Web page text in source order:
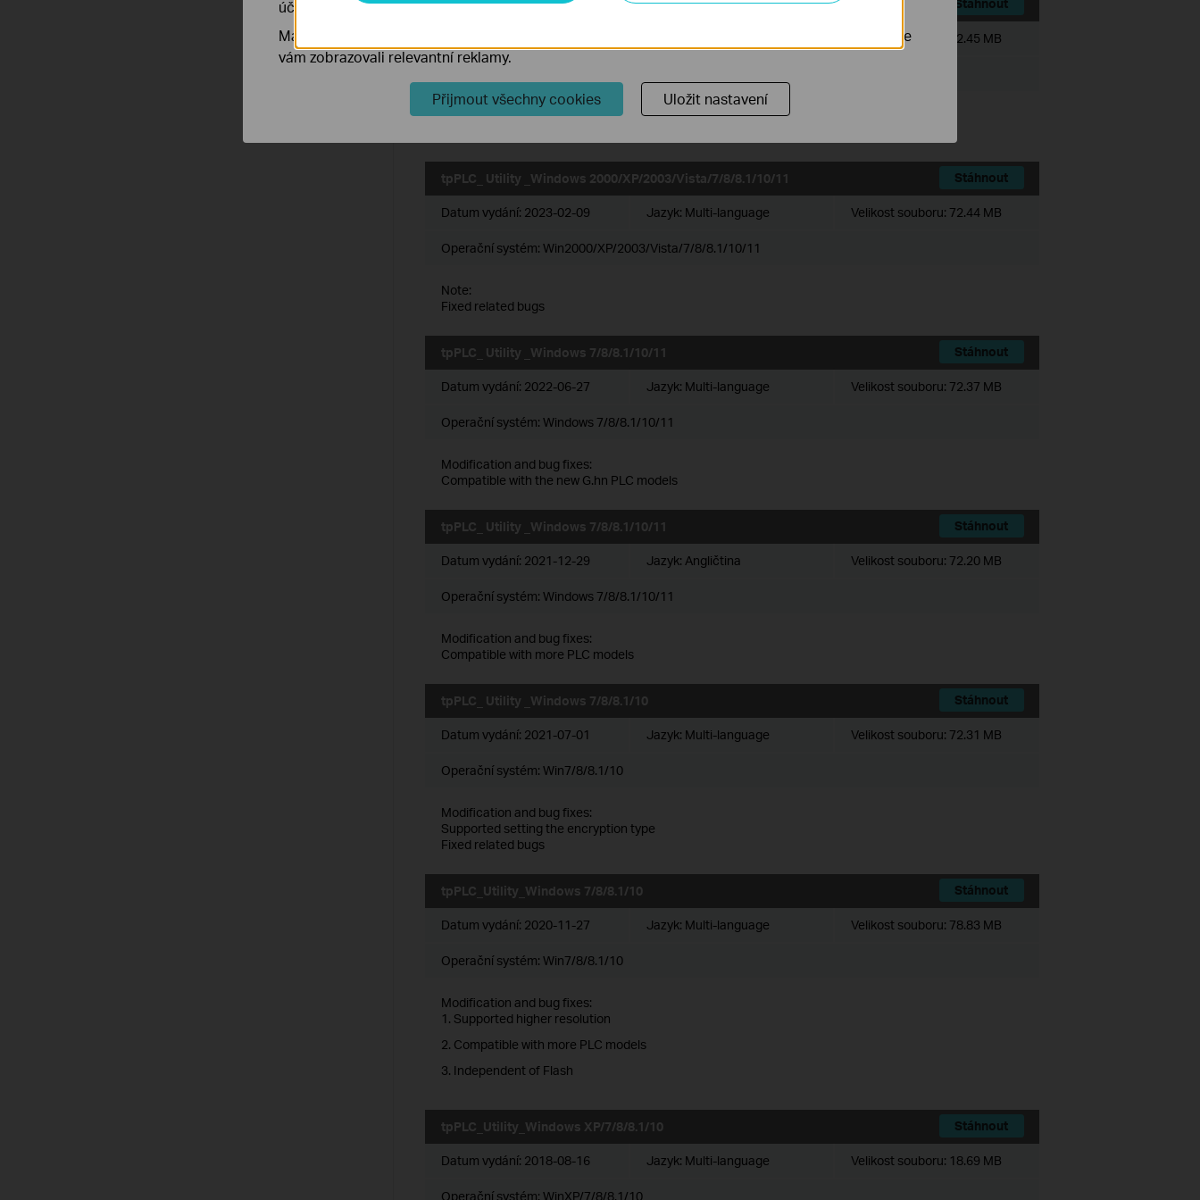
tpPLC_ Utility_Windows 2000/XP/2003/Vista/7/8/8.1/10/11 Stáhnout
Velikost souboru: 72.45 MB
Note:
tpPLC_ Utility _Windows 2000/XP/2003/Vista/7/8/8.1/10/11 Stáhnout
Datum vydání: 2023-02-09 Jazyk: Multi-language Velikost souboru: 72.44 MB
Operační systém: Win2000/XP/2003/Vista/7/8/8.1/10/11
Note:
Fixed related bugs
tpPLC_ Utility _Windows 7/8/8.1/10/11 Stáhnout
Datum vydání: 2022-06-27 Jazyk: Multi-language Velikost souboru: 72.37 MB
Operační systém: Windows 7/8/8.1/10/11
Modification and bug fixes:
Compatible with the new G.hn PLC models
tpPLC_ Utility _Windows 7/8/8.1/10/11 Stáhnout
Datum vydání: 2021-12-29 Jazyk: Angličtina Velikost souboru: 72.20 MB
Operační systém: Windows 7/8/8.1/10/11
Modification and bug fixes:
Compatible with more PLC models
tpPLC_ Utility _Windows 7/8/8.1/10 Stáhnout
Datum vydání: 2021-07-01 Jazyk: Multi-language Velikost souboru: 72.31 MB
Operační systém: Win7/8/8.1/10
Modification and bug fixes:
Supported setting the encryption type
Fixed related bugs
tpPLC_Utility_Windows 7/8/8.1/10 Stáhnout
Datum vydání: 2020-11-27 Jazyk: Multi-language Velikost souboru: 78.83 MB
Operační systém: Win7/8/8.1/10
Modification and bug fixes:
1. Supported higher resolution
2. Compatible with more PLC models
3. Independent of Flash
tpPLC_Utility_Windows XP/7/8/8.1/10 Stáhnout
Datum vydání: 2018-08-16 Jazyk: Multi-language Velikost souboru: 18.69 MB
Operační systém: WinXP/7/8/8.1/10
účelem zlepšení a přizpůsobení jejich funkčnosti.
Marketingové soubory cookie mohou prostřednictvím našich webových stránek nastavit, aby se
vám zobrazovali relevantní reklamy.
Přijmout všechny cookies Uložit nastavení